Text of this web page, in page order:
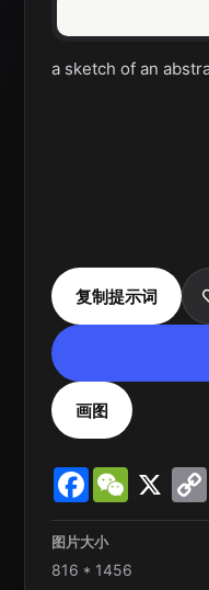
a sketch of an
复制提示词
画图
FacebookWeChat
X
图片大小
816 * 1456